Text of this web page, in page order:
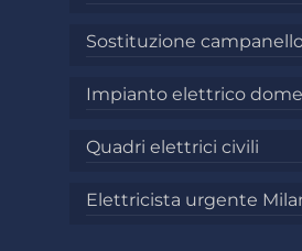
Sostituzione
Impianto elettrico
Quadri elettrici civili
Elettricista urgente